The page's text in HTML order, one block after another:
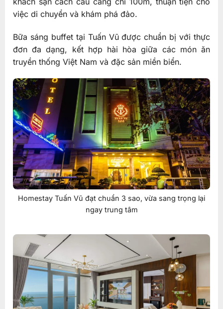
việc di chuyển và khám phá đảo.
Bữa sáng buffet tại Tuấn Vũ được chuẩn bị với thực
đơn đa dạng, kết hợp hài hòa giữa các món ăn
truyền thống Việt Nam và đặc sản miền biển.
Homestay Tuấn Vũ đạt chuẩn 3 sao, vừa sang trọng lại
ngay trung tâm